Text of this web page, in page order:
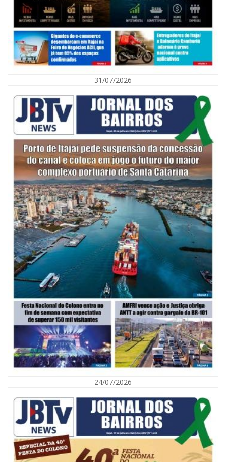
Defesa Civil de Itajaí alerta para chuva, ventos fortes e queda de
temperatura
ITAJAÍ
06/08/2026 | 10:02
Audiência pública debate Programa Municipal de Habitação de Interesse
Social em Itajaí
31/07/2026
24/07/2026